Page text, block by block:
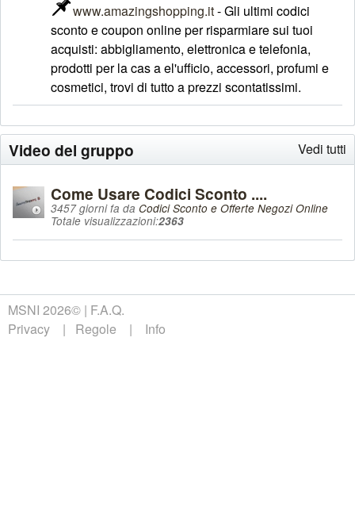
www.amazingshopping.it- Gli ultimi codici
sconto e coupon online per risparmiare sui tuoi
acquisti: abbigliamento, elettronica e telefonia,
prodotti per la cas a el'ufficio, accessori, profumi e
cosmetici, trovi di tutto a prezzi scontatissimi.
Vedi tutti
Video del gruppo
Come Usare Codici Sconto ....
3457 giorni fa da Codici Sconto e Offerte Negozi Online
Totale visualizzazioni:2363
MSNI 2026© F.A.Q.
Privacy
Regole Info